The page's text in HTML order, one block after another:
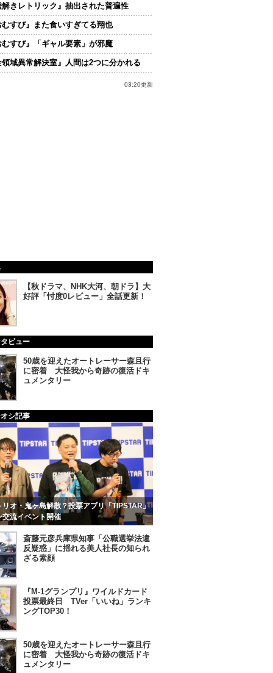
解きレトリック』抽出された普遍性
むすび』また食いすぎてる翔也
むすび』「ギャル要素」が邪魔
領域異常解決室』人間は2つに分かれる
03:20更新
【秋ドラマ、NHK大河、朝ドラ】大
好評「忖度0レビュー」全話更新！
ビュー
50歳を迎えたオートレーサー森且行
に密着 大怪我から奇跡の復活ドキ
ュメンタリー
シ記事
リオ・鬼ヶ島解散？投票アプリ「TIPSTAR」
交流イベント開催
斎藤元彦兵庫県知事「公職選挙法違
反疑惑」に揺れる美人社長の知られ
ざる素顔
『M-1グランプリ』ワイルドカード
投票最終日 TVer「いいね」ランキ
ングTOP30！
50歳を迎えたオートレーサー森且行
に密着 大怪我から奇跡の復活ドキ
ュメンタリー